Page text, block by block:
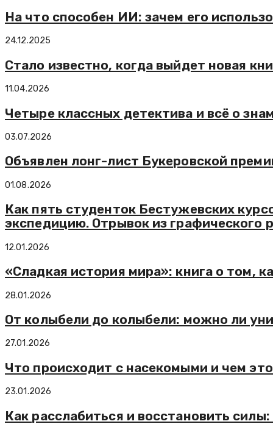
На что способен ИИ: зачем его
24.12.2025
Стало известно, когда выйдет новая
11.04.2026
Четыре классных детектива и всё о
03.07.2026
Объявлен лонг-лист Букеровской
01.08.2026
Как пять студенток Бестужевских
экспедицию. Отрывок из графического
12.01.2026
«Сладкая история мира»: книга о том,
28.01.2026
От колыбели до колыбели: можно ли
27.01.2026
Что происходит с насекомыми и чем
23.01.2026
Как расслабиться и восстановить